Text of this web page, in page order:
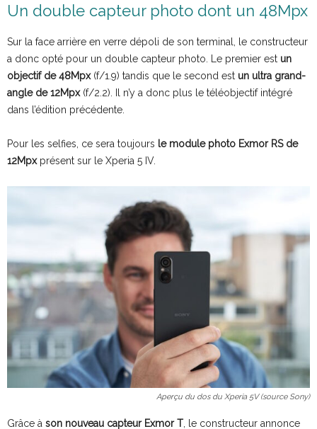
Un double capteur photo dont un 48Mpx
Sur la face arrière en verre dépoli de son terminal, le constructeur
a donc opté pour un double capteur photo. Le premier est un
objectif de 48Mpx(f/1.9) tandis que le second est un ultra grand-
angle de 12Mpx(f/2.2). Il n’y a donc plus le téléobjectif intégré
dans l’édition précédente.
Pour les selfies, ce sera toujours le module photo Exmor RS de
12Mpxprésent sur le Xperia 5 IV.
Aperçu du dos du Xperia 5V (source Sony)
Grâce à son nouveau capteur Exmor T , le constructeur annonce